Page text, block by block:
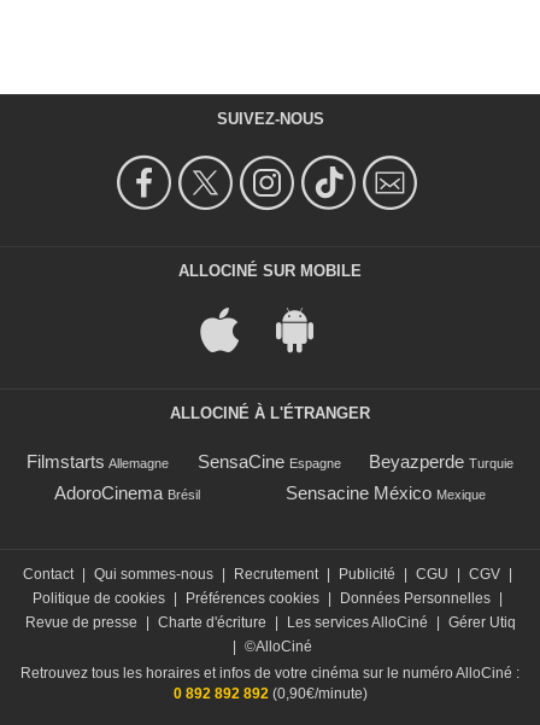
SUIVEZ-NOUS
ALLOCINÉ SUR MOBILE
ALLOCINÉ À L'ÉTRANGER
Filmstarts Allemagne SensaCine Espagne Beyazperde Turquie
AdoroCinema Brésil Sensacine México Mexique
Contact Qui sommes-nous Recrutement Publicité CGU CGV
Politique de cookies
Préférences cookies Données Personnelles
Revue de presse
Charte d'écriture Les services AlloCiné
Gérer Utiq
©AlloCiné
Retrouvez tous les horaires et infos de votre cinéma sur le numéro AlloCiné :
0 892 892 892(0,90€/minute)